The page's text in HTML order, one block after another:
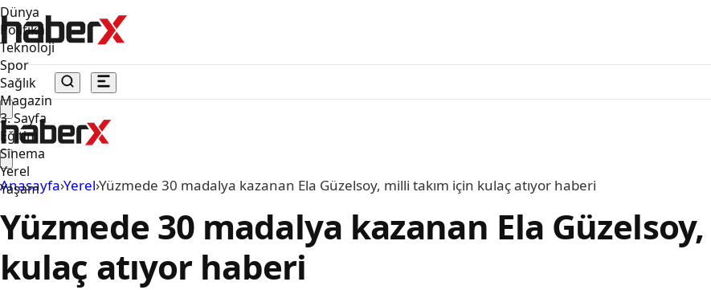
Dünya
Politika
Teknoloji
Spor
Sağlık
Magazin
3. Sayfa
Eğitim
Sinema
Yerel
Yaşam
Anasayfa›Yerel›Yüzmede 30 madalya kazanan Ela Güzelsoy, milli takım için kulaç atıyor haberi
Yüzmede 30 madalya kazanan Ela
kulaç atıyor haberi